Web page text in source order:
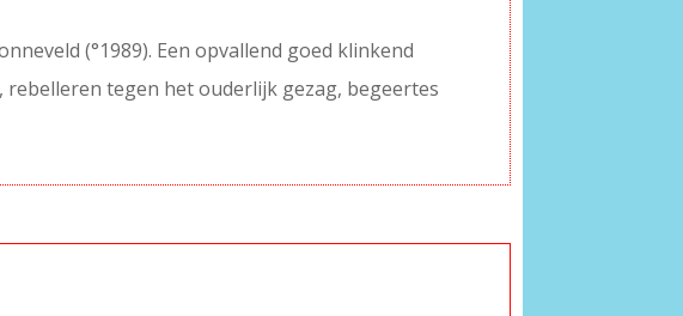
(°1989). Een opvallend goed klinkend
tegen het ouderlijk gezag, begeertes